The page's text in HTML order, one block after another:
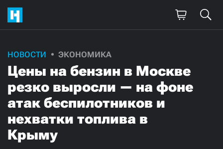
НОВОСТИ ЭКОНОМИКА
Цены на бензин в Москве
резко выросли — на фоне
атак беспилотников и
нехватки топлива в
Крыму